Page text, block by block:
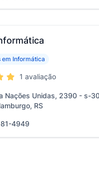
em Informática
1 avaliação
Nações Unidas, 2390 - s-
RS
4949